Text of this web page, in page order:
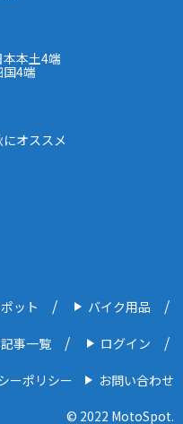
本本土4端
国4端
にオススメ
ット バイク用品
記事一覧 ログイン
ーポリシー
お問い合わせ
© 2022 MotoSpot.